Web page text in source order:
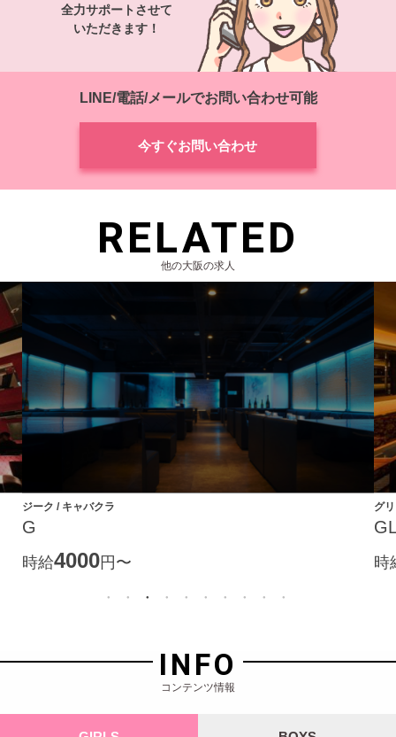
全力サポートさせて
いただきます！
LINE/電話/メールでお問い合わせ可能
今すぐお問い合わせ
RELATED
他の大阪の求人
ジーク / キャバクラ
G
時給4000円〜
グ
時
INFO
コンテンツ情報